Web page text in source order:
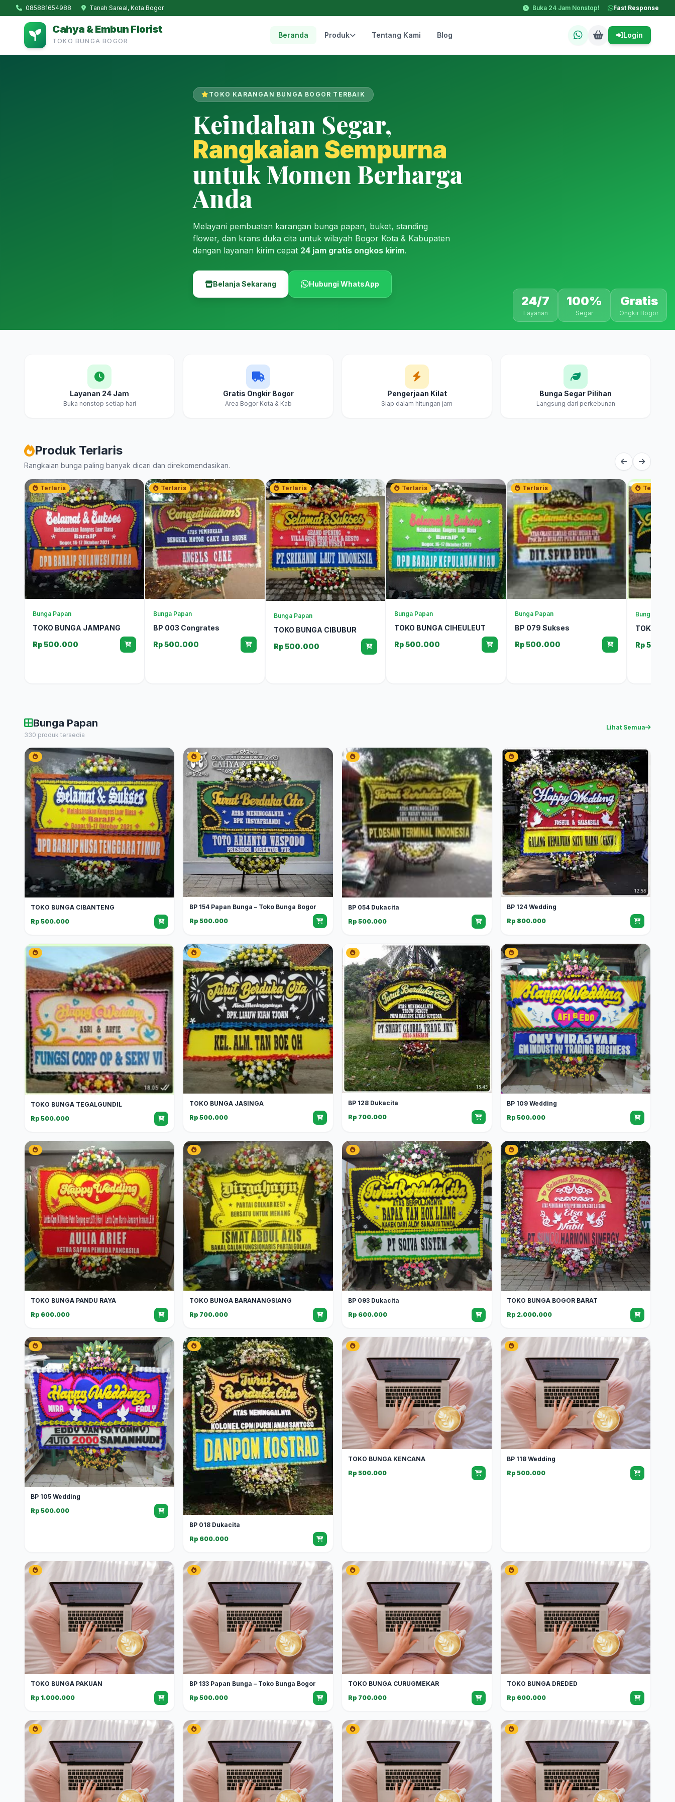
085881654988 Tanah Sareal, Kota Bogor Buka 24 Jam Nonstop! Fast Response
Cahya & Embun Florist
TOKO BUNGA BOGOR
Beranda Produk Tentang Kami Blog Login
TOKO KARANGAN BUNGA BOGOR TERBAIK
Keindahan Segar,
Rangkaian Sempurna
untuk Momen Berharga
Anda
Melayani pembuatan karangan bunga papan, buket, standing
flower, dan krans duka cita untuk wilayah Bogor Kota & Kabupaten
dengan layanan kirim cepat 24 jam gratis ongkos kirim.
Belanja Sekarang Hubungi WhatsApp
24/7
Layanan
100%
Segar
Gratis
Ongkir Bogor
Layanan 24 Jam
Buka nonstop setiap hari
Gratis Ongkir Bogor
Area Bogor Kota & Kab
Pengerjaan Kilat
Siap dalam hitungan jam
Bunga Segar Pilihan
Langsung dari perkebunan
Produk Terlaris
Rangkaian bunga paling banyak dicari dan direkomendasikan.
Terlaris
Bunga Papan
TOKO BUNGA JAMPANG
Rp 500.000
Terlaris
Bunga Papan
BP 003 Congrates
Rp 500.000
Terlaris
Bunga Papan
TOKO BUNGA CIBUBUR
Rp 500.000
Terlaris
Bunga Papan
TOKO BUNGA CIHEULEUT
Rp 500.000
Terlaris
Bunga Papan
BP 079 Sukses
Rp 500.000
Terlaris
Bunga Papan
TOKO
Rp
Bunga Papan
330 produk tersedia
Lihat Semua
TOKO BUNGA CIBANTENG
Rp 500.000
BP 154 Papan Bunga – Toko Bunga Bogor
Rp 500.000
BP 054 Dukacita
Rp 500.000
BP 124 Wedding
Rp 800.000
TOKO BUNGA TEGALGUNDIL
Rp 500.000
TOKO BUNGA JASINGA
Rp 500.000
BP 128 Dukacita
Rp 700.000
BP 109 Wedding
Rp 500.000
TOKO BUNGA PANDU RAYA
Rp 600.000
TOKO BUNGA BARANANGSIANG
Rp 700.000
BP 093 Dukacita
Rp 600.000
TOKO BUNGA BOGOR BARAT
Rp 2.000.000
BP 105 Wedding
Rp 500.000
BP 018 Dukacita
Rp 600.000
TOKO BUNGA KENCANA
Rp 500.000
BP 118 Wedding
Rp 500.000
TOKO BUNGA PAKUAN
Rp 1.000.000
BP 133 Papan Bunga – Toko Bunga Bogor
Rp 500.000
TOKO BUNGA CURUGMEKAR
Rp 700.000
TOKO BUNGA DREDED
Rp 600.000